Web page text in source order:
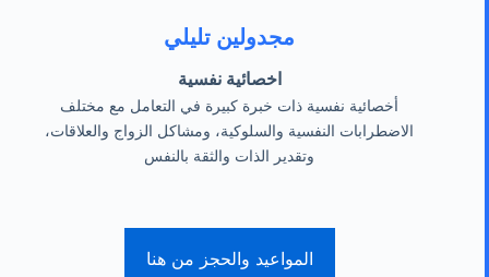
مجدولين تليلي
اخصائية نفسية
أخصائية نفسية ذات خبرة كبيرة في التعامل مع مختلف
الاضطرابات النفسية والسلوكية، ومشاكل الزواج والعلاقات،
وتقدير الذات والثقة بالنفس
المواعيد والحجز من هنا